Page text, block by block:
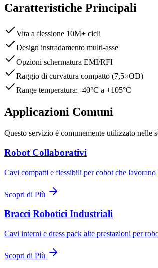
Caratteristiche Principali
Vita a flessione 10M+ cicli
Design instradamento multi-asse
Opzioni schermatura EMI/RFI
Raggio di curvatura compatto (7,5×OD)
Range temperatura: -40°C a +105°C
Applicazioni Comuni
Questo servizio è comunemente utilizzato nelle
Robot Collaborativi
Cavi compatti e flessibili per cobot che
Scopri di Più
Bracci Robotici Industriali
Cavi interni e dress pack alte prestazioni per
Scopri di Più